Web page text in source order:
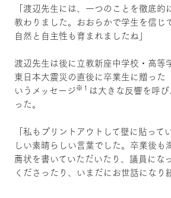
「渡辺先生には、一つのことを徹底
教わりました。おおらかで学生を信じ
自然と自主性も育まれましたね」
渡辺先生は後に立教新座中学校・高等
東日本大震災の直後に卒業生に贈った
いうメッセージ※１ は大きな反響を呼
った。
「私もプリントアウトして壁に貼って
しい素晴らしい言葉でした。卒業後も
薦状を書いていただいたり、議員にな
くださったり、いまだにお世話になり